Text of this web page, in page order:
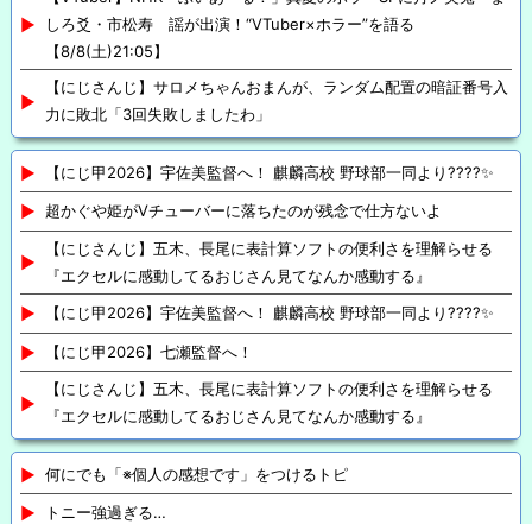
しろ爻・市松寿ゞ謡が出演！“VTuber×ホラー”を語る
【8/8(土)21:05】
【にじさんじ】サロメちゃんおまんが、ランダム配置の暗証番号入
力に敗北「3回失敗しましたわ」
【にじ甲2026】宇佐美監督へ！ 麒麟高校 野球部一同より????✨
超かぐや姫がVチューバーに落ちたのが残念で仕方ないよ
【にじさんじ】五木、長尾に表計算ソフトの便利さを理解らせる
『エクセルに感動してるおじさん見てなんか感動する』
【にじ甲2026】宇佐美監督へ！ 麒麟高校 野球部一同より????✨
【にじ甲2026】七瀬監督へ！
【にじさんじ】五木、長尾に表計算ソフトの便利さを理解らせる
『エクセルに感動してるおじさん見てなんか感動する』
何にでも「※個人の感想です」をつけるトピ
トニー強過ぎる…